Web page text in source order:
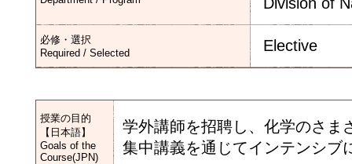
必修・選択
Required / Selected
Elective
授業の目的
【日本語】
Goals of the
Course(JPN)
学外講師を招聘し、化学のさま
集中講義を通じてインテンシブ